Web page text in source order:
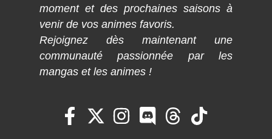
moment et des prochaines saisons à
venir de vos animes favoris.
Rejoignez dès maintenant une
communauté passionnée par les
mangas et les animes !